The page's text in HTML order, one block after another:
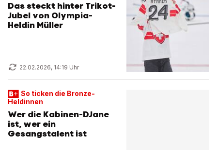
Das steckt hinter Trikot-
Jubel von Olympia-
Heldin Müller
22.02.2026, 14:19 Uhr
So ticken die Bronze-
Heldinnen
Wer die Kabinen-DJane
ist, wer ein
Gesangstalent ist